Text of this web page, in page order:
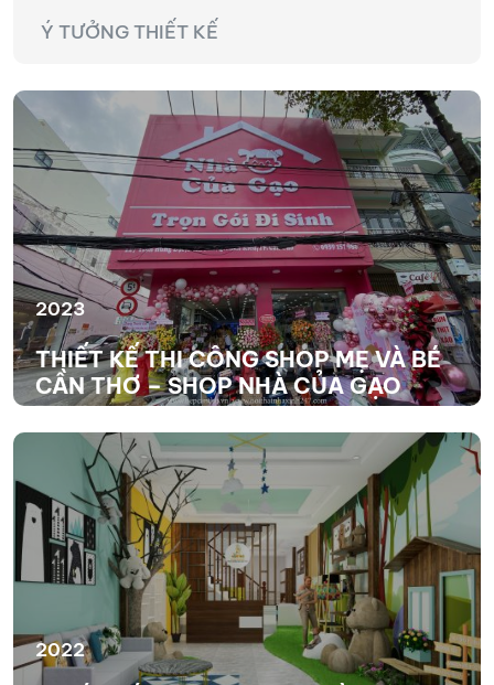
Ý TƯỞNG THIẾT KẾ
2023
THIẾT KẾ THI CÔNG SHOP MẸ VÀ BÉ
CẦN THƠ – SHOP NHÀ CỦA GẠO
XEM THÊM
2022